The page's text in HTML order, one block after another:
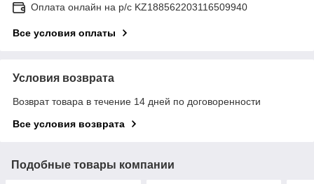
Оплата онлайн на р/с KZ188562203116509940
Все условия оплаты
Условия возврата
Возврат товара в течение 14 дней по договоренности
Все условия возврата
Подобные товары компании